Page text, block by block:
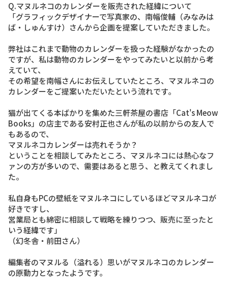
Q.マヌルネコのカレンダーを販売された経緯について
「グラフィックデザイナーで写真家の、南幅俊輔（みなみは
ば・しゅんすけ）さんから企画を提案していただきました。
弊社はこれまで動物のカレンダーを扱った経験がなかったの
ですが、私は動物のカレンダーをやってみたいと以前から考
えていて、
その希望を南幅さんにお伝えしていたところ、マヌルネコの
カレンダーをご提案いただいたという流れです。
猫が出てくる本ばかりを集めた三軒茶屋の書店「Cat's Meow
Books」の店主である安村正也さんが私の以前からの友人で
もあるので、
マヌルネコカレンダーは売れそうか？
ということを相談してみたところ、マヌルネコには熱心なフ
ァンの方が多いので、需要はあると思う、と教えてくれまし
た。
私自身もPCの壁紙をマヌルネコにしているほどマヌルネコが
好きですし、
営業局とも綿密に相談して戦略を練りつつ、販売に至ったと
いう経緯です」
（幻冬舎・前田さん）
編集者のマヌルる（溢れる）思いがマヌルネコのカレンダー
の原動力となったようです。